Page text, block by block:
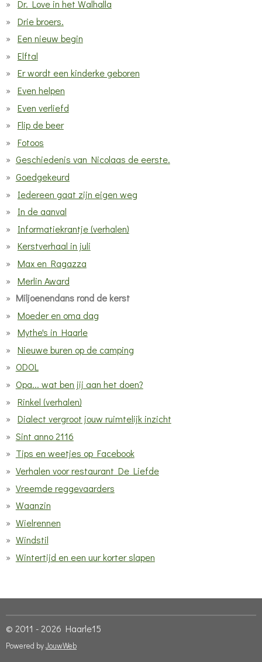
Dr. Love in het Walhalla
Drie broers.
Een nieuw begin
Elftal
Er wordt een kinderke geboren
Even helpen
Even verliefd
Flip de beer
Fotoos
Geschiedenis van Nicolaas de eerste.
Goedgekeurd
Iedereen gaat zijn eigen weg
In de aanval
Informatiekrantje (verhalen)
Kerstverhaal in juli
Max en Ragazza
Merlin Award
Miljoenendans rond de kerst
Moeder en oma dag
Mythe's in Haarle
Nieuwe buren op de camping
ODOL
Opa... wat ben jij aan het doen?
Rinkel (verhalen)
Dialect vergroot jouw ruimtelijk inzicht
Sint anno 2116
Tips en weetjes op Facebook
Verhalen voor restaurant De Liefde
Vreemde reggevaarders
Waanzin
Wielrennen
Windstil
Wintertijd en een uur korter slapen
© 2011 - 2026 Haarle15
Powered byJouwWeb